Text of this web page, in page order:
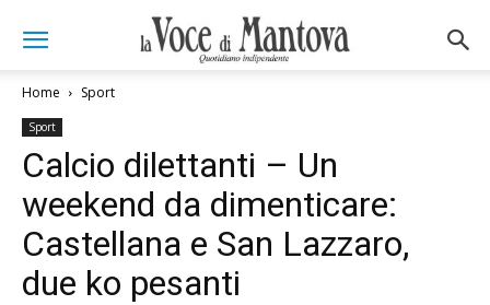
Home Sport
Sport
Calcio dilettanti – Un
weekend da dimenticare:
Castellana e San Lazzaro,
due ko pesanti